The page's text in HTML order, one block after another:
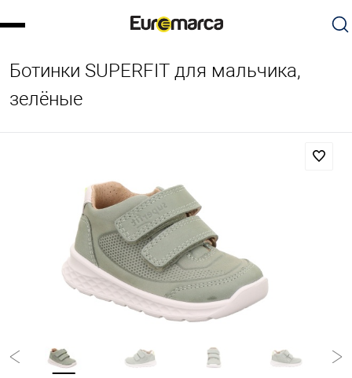
Ботинки SUPERFIT для мальчика,
зелёные